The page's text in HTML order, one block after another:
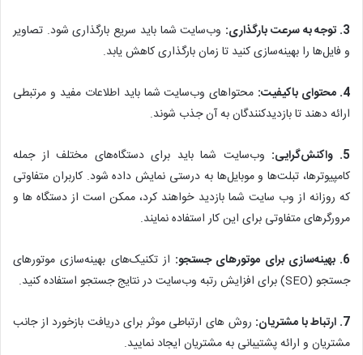
3. توجه به سرعت بارگذاری:
وب‌سایت شما باید سریع بارگذاری شود. تصاویر
و فایل‌ها را بهینه‌سازی کنید تا زمان بارگذاری کاهش یابد.
4. محتوای باکیفیت:
محتواهای وب‌سایت شما باید اطلاعات مفید و مرتبطی
ارائه دهند تا بازدیدکنندگان به آن جذب شوند.
5. واکنش‌گرایی:
وب‌سایت شما باید برای دستگاه‌های مختلف از جمله
کامپیوترها، تبلت‌ها و موبایل‌ها به درستی نمایش داده شود. کاربران متفاوتی
که روزانه از وب سایت شما بازدید خواهند کرد، ممکن است از دستگاه ها و
مرورگرهای متفاوتی برای این کار استفاده نمایند.
6. بهینه‌سازی برای موتورهای جستجو:
از تکنیک‌های بهینه‌سازی موتورهای
جستجو (SEO) برای افزایش رتبه وب‌سایت در نتایج جستجو استفاده کنید.
7. ارتباط با مشتریان:
روش های ارتباطی موثر برای دریافت بازخورد از جانب
مشتریان و ارائه پشتیبانی به مشتریان ایجاد نمایید.